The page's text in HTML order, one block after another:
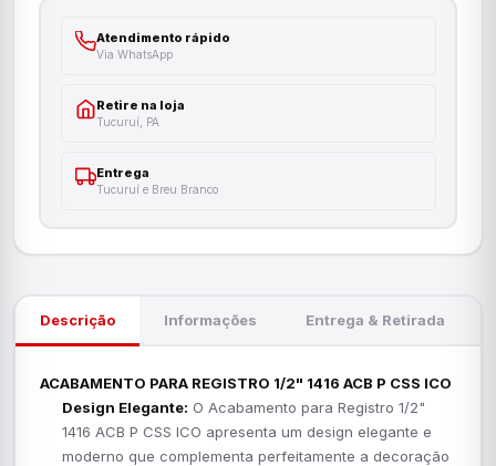
Atendimento rápido
Via WhatsApp
Retire na loja
Tucuruí, PA
Entrega
Tucuruí e Breu Branco
Descrição Informações Entrega & Retirada
ACABAMENTO PARA REGISTRO 1/2" 1416 ACB P CSS ICO
Design Elegante: O Acabamento para Registro 1/2"
1416 ACB P CSS ICO apresenta um design elegante e
moderno que complementa perfeitamente a decoração